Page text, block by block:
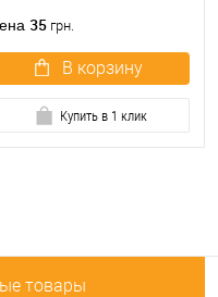
35 грн.
В корзину
Купить в 1 клик
товары